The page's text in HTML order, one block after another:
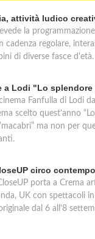
attività ludico
la
cadenza regolare,
di diverse fasce d'età.
a Lodi "Lo splendore
Fanfulla di Lodi
scelto quest’anno
ma non per
circo
porta a Crema
UK con spettacoli
dal 6 all'8